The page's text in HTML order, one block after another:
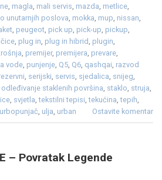
, magla, mali servis, mazda, metlice,
unutarnjih poslova, mokka, mup, nissan,
, peugeot, pick up, pick-up, pickup,
, plug in, plug in hibrid, plugin,
, premijer, premijera, prevare,
vode, punjenje, Q5, Q6, qashqai, razvod
, serijski, servis, sjedalica, snijeg,
staklenih površina, staklo, struja,
, svjetla,tekstilni tepisi,tekućina,tepih,
, ulja, urban Ostavite komentar
– Povratak Legende